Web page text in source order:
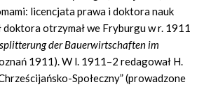
licencjata prawa i doktora nauk
otrzymał we Fryburgu w r. 1911
der Bauerwirtschaften im
1911). W l. 1911–2 redagował H.
Społeczny” (prowadzone